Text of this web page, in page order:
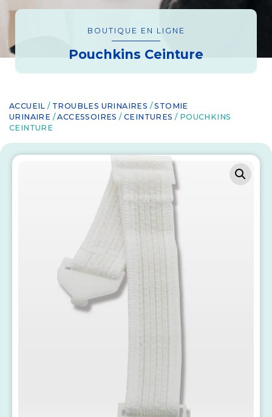
BOUTIQUE EN LIGNE
Pouchkins Ceinture
ACCUEIL / TROUBLES URINAIRES /STOMIE
URINAIRE /ACCESSOIRES /CEINTURES / POUCHKINS
CEINTURE